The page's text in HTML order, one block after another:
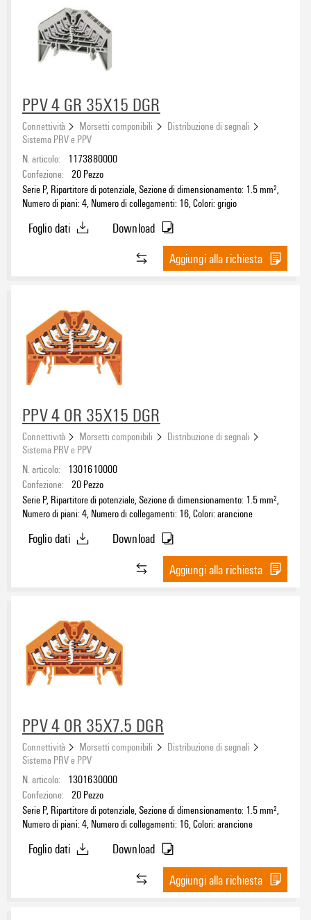
PPV 4 GR 35X15 DGR
Connettività Morsetti componibili
Distribuzione di segnali
Sistema PRV e PPV
N. articolo:
1173880000
Confezione: 20 Pezzo
Serie P, Ripartitore di potenziale, Sezione di dimensionamento: 1.5 mm²,
Numero di piani: 4, Numero di collegamenti: 16, Colori: grigio
Foglio dati
Download
Aggiungi alla richiesta
PPV 4 OR 35X15 DGR
Connettività Morsetti componibili
Distribuzione di segnali
Sistema PRV e PPV
N. articolo:
1301610000
Confezione: 20 Pezzo
Serie P, Ripartitore di potenziale, Sezione di dimensionamento: 1.5 mm²,
Numero di piani: 4, Numero di collegamenti: 16, Colori: arancione
Foglio dati
Download
Aggiungi alla richiesta
PPV 4 OR 35X7.5 DGR
Connettività Morsetti componibili
Distribuzione di segnali
Sistema PRV e PPV
N. articolo:
1301630000
Confezione: 20 Pezzo
Serie P, Ripartitore di potenziale, Sezione di dimensionamento: 1.5 mm²,
Numero di piani: 4, Numero di collegamenti: 16, Colori: arancione
Foglio dati
Download
Aggiungi alla richiesta